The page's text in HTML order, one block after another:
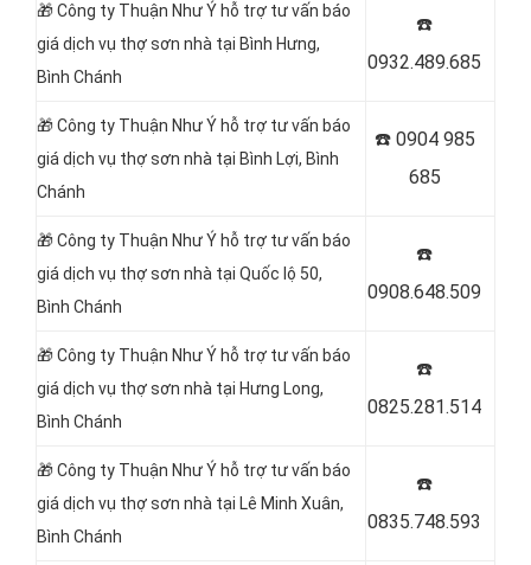
🎁 Công ty Thuận Như Ý hỗ trợ tư vấn báo
giá dịch vụ thợ sơn nhà tại Bình Hưng,
Bình Chánh
☎️
0932.489.685
🎁 Công ty Thuận Như Ý hỗ trợ tư vấn báo
giá dịch vụ thợ sơn nhà tại Bình Lợi, Bình
Chánh
☎️0904 985
685
🎁 Công ty Thuận Như Ý hỗ trợ tư vấn báo
giá dịch vụ thợ sơn nhà tại Quốc lộ 50,
Bình Chánh
☎️
0908.648.509
🎁 Công ty Thuận Như Ý hỗ trợ tư vấn báo
giá dịch vụ thợ sơn nhà tại Hưng Long,
Bình Chánh
☎️
0825.281.514
🎁 Công ty Thuận Như Ý hỗ trợ tư vấn báo
giá dịch vụ thợ sơn nhà tại Lê Minh Xuân,
Bình Chánh
☎️
0835.748.593